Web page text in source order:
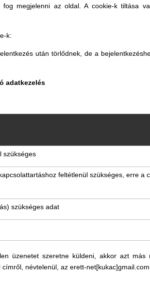
megjelenni az oldal. A cookie-k tiltása
k:
után törlődnek, de a
adatkezelés
szükséges
feltétlenül szükséges, erre a
szükséges adat
üzenetet szeretne küldeni, akkor azt
névtelenül, az erett-